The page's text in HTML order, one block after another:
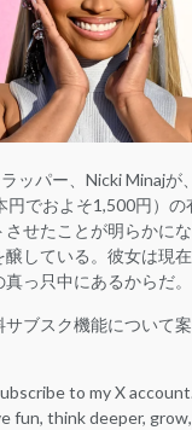
ッパー、Nicki Minajが
円でおよそ1,500円）
せたことが明らかに
している。彼女は現
っ只中にあるからだ。
ブスク機能について
to my X
fun, think deeper,